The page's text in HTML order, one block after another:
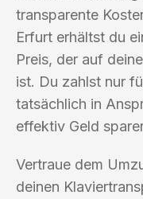
transparente
Erfurt erhältst du
Preis, der auf
ist. Du zahlst nur
tatsächlich in
effektiv Geld
Vertraue dem
deinen